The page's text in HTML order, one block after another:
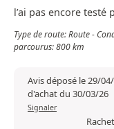
l’ai pas encore testé
Type de route: Route -
parcourus: 800 km
Avis déposé le 29/
d'achat du 30/03/26
Signaler